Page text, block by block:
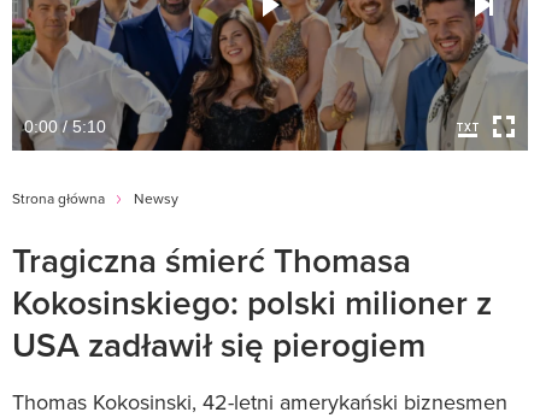
0:00 / 5:10
Strona główna Newsy
Tragiczna śmierć Thomasa
Kokosinskiego: polski milioner z
USA zadławił się pierogiem
Thomas Kokosinski, 42-letni amerykański biznesmen